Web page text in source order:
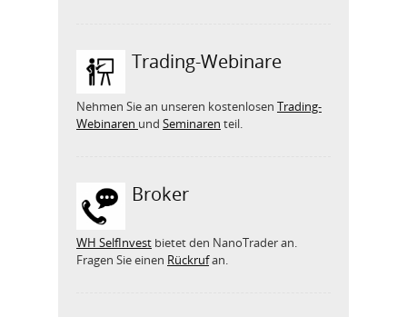
Trading-Webinare
Nehmen Sie an unseren kostenlosen Trading-
Webinaren und Seminaren teil.
Broker
WH SelfInvest bietet den NanoTrader an.
Fragen Sie einen Rückrufan.